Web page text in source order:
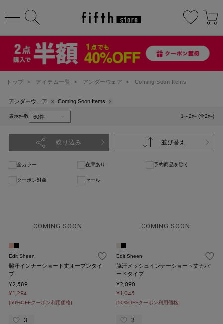
トップ > アイテム一覧 > アンダーウェア > Coming Soon Items
アンダーウェア Coming Soon Items
表示件数 1～2件 (全2件)
絞り込み 並び替え
全カラー 在庫あり 予約商品を除く
クーポン対象 セール
COMING SOON
Edit Sheen
脇汗インナーショート丈オープンタイ
プ
¥2,589
¥1,294
[50%OFFクーポン利用価格]
3
COMING SOON
Edit Sheen
脇汗メッシュインナーショート丈カバ
ードタイプ
¥2,090
¥1,045
[50%OFFクーポン利用価格]
3